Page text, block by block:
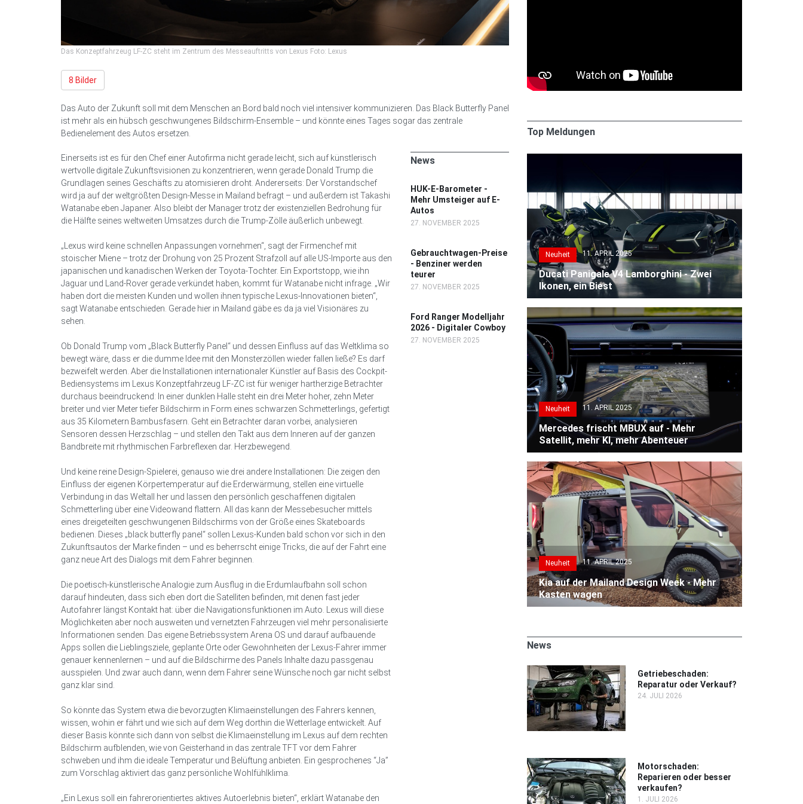
Das Konzeptfahrzeug LF-ZC steht im Zentrum des Messeauftritts von Lexus Foto: Lexus
8 Bilder
Das Auto der Zukunft soll mit dem Menschen an Bord bald noch viel intensiver kommunizieren. Das Black Butterfly Panel
ist mehr als ein hübsch geschwungenes Bildschirm-Ensemble – und könnte eines Tages sogar das zentrale
Bedienelement des Autos ersetzen.
Einerseits ist es für den Chef einer Autofirma nicht gerade leicht, sich auf künstlerisch
wertvolle digitale Zukunftsvisionen zu konzentrieren, wenn gerade Donald Trump die
Grundlagen seines Geschäfts zu atomisieren droht. Andererseits: Der Vorstandschef
wird ja auf der weltgrößten Design-Messe in Mailand befragt – und außerdem ist Takashi
Watanabe eben Japaner. Also bleibt der Manager trotz der existenziellen Bedrohung für
die Hälfte seines weltweiten Umsatzes durch die Trump-Zölle äußerlich unbewegt.
„Lexus wird keine schnellen Anpassungen vornehmen“, sagt der Firmenchef mit
stoischer Miene – trotz der Drohung von 25 Prozent Strafzoll auf alle US-Importe aus den
japanischen und kanadischen Werken der Toyota-Tochter. Ein Exportstopp, wie ihn
Jaguar und Land-Rover gerade verkündet haben, kommt für Watanabe nicht infrage. „Wir
haben dort die meisten Kunden und wollen ihnen typische Lexus-Innovationen bieten“,
sagt Watanabe entschieden. Gerade hier in Mailand gäbe es da ja viel Visionäres zu
sehen.
Ob Donald Trump vom „Black Butterfly Panel“ und dessen Einfluss auf das Weltklima so
bewegt wäre, dass er die dumme Idee mit den Monsterzöllen wieder fallen ließe? Es darf
bezweifelt werden. Aber die Installationen internationaler Künstler auf Basis des Cockpit-
Bediensystems im Lexus Konzeptfahrzeug LF-ZC ist für weniger hartherzige Betrachter
durchaus beeindruckend: In einer dunklen Halle steht ein drei Meter hoher, zehn Meter
breiter und vier Meter tiefer Bildschirm in Form eines schwarzen Schmetterlings, gefertigt
aus 35 Kilometern Bambusfasern. Geht ein Betrachter daran vorbei, analysieren
Sensoren dessen Herzschlag – und stellen den Takt aus dem Inneren auf der ganzen
Bandbreite mit rhythmischen Farbreflexen dar. Herzbewegend.
Und keine reine Design-Spielerei, genauso wie drei andere Installationen: Die zeigen den
Einfluss der eigenen Körpertemperatur auf die Erderwärmung, stellen eine virtuelle
Verbindung in das Weltall her und lassen den persönlich geschaffenen digitalen
Schmetterling über eine Videowand flattern. All das kann der Messebesucher mittels
eines dreigeteilten geschwungenen Bildschirms von der Größe eines Skateboards
bedienen. Dieses „black butterfly panel“ sollen Lexus-Kunden bald schon vor sich in den
Zukunftsautos der Marke finden – und es beherrscht einige Tricks, die auf der Fahrt eine
ganz neue Art des Dialogs mit dem Fahrer beginnen.
Die poetisch-künstlerische Analogie zum Ausflug in die Erdumlaufbahn soll schon
darauf hindeuten, dass sich eben dort die Satelliten befinden, mit denen fast jeder
Autofahrer längst Kontakt hat: über die Navigationsfunktionen im Auto. Lexus will diese
Möglichkeiten aber noch ausweiten und vernetzten Fahrzeugen viel mehr personalisierte
Informationen senden. Das eigene Betriebssystem Arena OS und darauf aufbauende
Apps sollen die Lieblingsziele, geplante Orte oder Gewohnheiten der Lexus-Fahrer immer
genauer kennenlernen – und auf die Bildschirme des Panels Inhalte dazu passgenau
ausspielen. Und zwar auch dann, wenn dem Fahrer seine Wünsche noch gar nicht selbst
ganz klar sind.
So könnte das System etwa die bevorzugten Klimaeinstellungen des Fahrers kennen,
wissen, wohin er fährt und wie sich auf dem Weg dorthin die Wetterlage entwickelt. Auf
dieser Basis könnte sich dann von selbst die Klimaeinstellung im Lexus auf dem rechten
Bildschirm aufblenden, wie von Geisterhand in das zentrale TFT vor dem Fahrer
schweben und ihm die ideale Temperatur und Belüftung anbieten. Ein gesprochenes “Ja”
zum Vorschlag aktiviert das ganz persönliche Wohlfühlklima.
„Ein Lexus soll ein fahrerorientiertes aktives Autoerlebnis bieten“, erklärt Watanabe den
News
HUK-E-Barometer -
Mehr Umsteiger auf E-
Autos
27. NOVEMBER 2025
Gebrauchtwagen-Preise
- Benziner werden
teurer
27. NOVEMBER 2025
Ford Ranger Modelljahr
2026 - Digitaler Cowboy
27. NOVEMBER 2025
Top Meldungen
Neuheit 11. APRIL 2025
Ducati Panigale V4 Lamborghini - Zwei
Ikonen, ein Biest
Neuheit 11. APRIL 2025
Mercedes frischt MBUX auf - Mehr
Satellit, mehr KI, mehr Abenteuer
Neuheit 11. APRIL 2025
Kia auf der Mailand Design Week - Mehr
Kasten wagen
News
Getriebeschaden:
Reparatur oder Verkauf?
24. JULI 2026
Motorschaden:
Reparieren oder besser
verkaufen?
1. JULI 2026